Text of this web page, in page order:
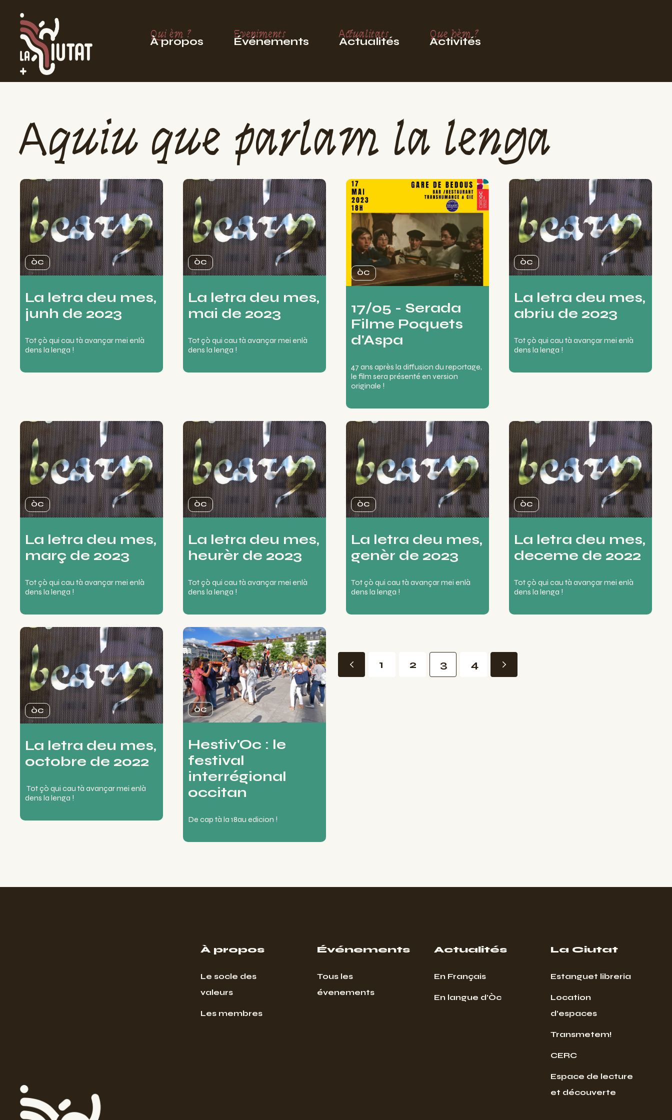
Qui èm ?
À propos
Eveniments
Événements
Actualitats
Actualités
Que hèm ?
Activités
Aquiu que parlam la lenga
ÒC
La letra deu mes,
junh de 2023
Tot çò qui cau tà avançar mei enlà
dens la lenga !
ÒC
La letra deu mes,
mai de 2023
Tot çò qui cau tà avançar mei enlà
dens la lenga !
ÒC
17/05 - Serada
Filme Poquets
d'Aspa
47 ans après la diffusion du reportage,
le film sera présenté en version
originale !
ÒC
La letra deu mes,
abriu de 2023
Tot çò qui cau tà avançar mei enlà
dens la lenga !
ÒC
La letra deu mes,
març de 2023
Tot çò qui cau tà avançar mei enlà
dens la lenga !
ÒC
La letra deu mes,
heurèr de 2023
Tot çò qui cau tà avançar mei enlà
dens la lenga !
ÒC
La letra deu mes,
genèr de 2023
Tot çò qui cau tà avançar mei enlà
dens la lenga !
ÒC
La letra deu mes,
deceme de 2022
Tot çò qui cau tà avançar mei enlà
dens la lenga !
ÒC
La letra deu mes,
octobre de 2022
Tot çò qui cau tà avançar mei enlà
dens la lenga !
ÒC
Hestiv'Oc : le
festival
interrégional
occitan
De cap tà la 18au edicion !
1 2 3 4
À propos
Le socle des
valeurs
Les membres
Événements
Tous les
évenements
Actualités
En Français
En langue d’Òc
La Ciutat
Estanguet libreria
Location
d’espaces
Transmetem!
CERC
Espace de lecture
et découverte